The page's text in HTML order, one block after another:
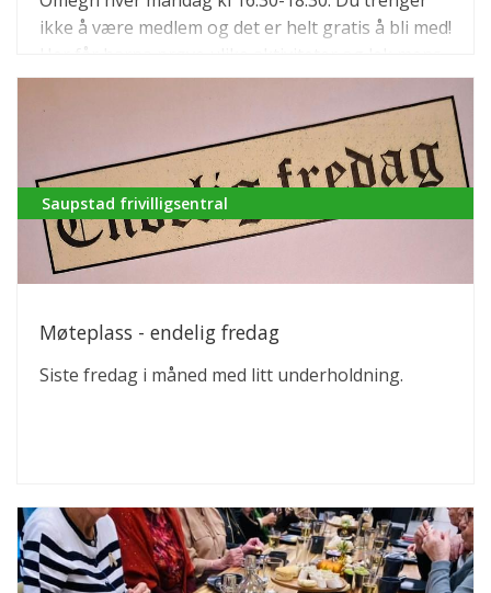
ikke å være medlem og det er helt gratis å bli med!
Her får barna prøve ulike aktiviteter og lek mens
frivillige lager middag/varmmat som spises i
fellesskap. Oppmøte på Ila frivilligsentral. Ingen
påmelding. Ved spørsmål ta kontakt på tlf.
46652520/92286618
Saupstad frivilligsentral
Møteplass - endelig fredag
Siste fredag i måned med litt underholdning.